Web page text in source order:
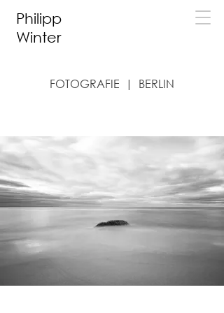
Philipp
Winter
FOTOGRAFIE | BERLIN